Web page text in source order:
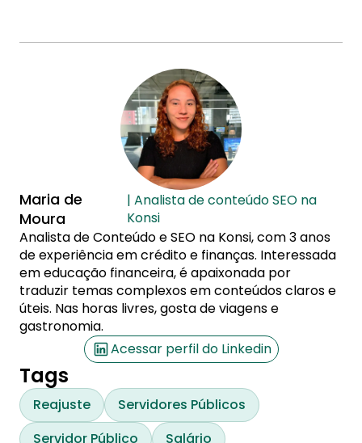
Maria de
Moura
| Analista de conteúdo SEO na
Konsi
Analista de Conteúdo e SEO na Konsi, com 3 anos
de experiência em crédito e finanças. Interessada
em educação financeira, é apaixonada por
traduzir temas complexos em conteúdos claros e
úteis. Nas horas livres, gosta de viagens e
gastronomia.
Acessar perfil do Linkedin
Tags
Reajuste
Servidores Públicos
Servidor Público
Salário